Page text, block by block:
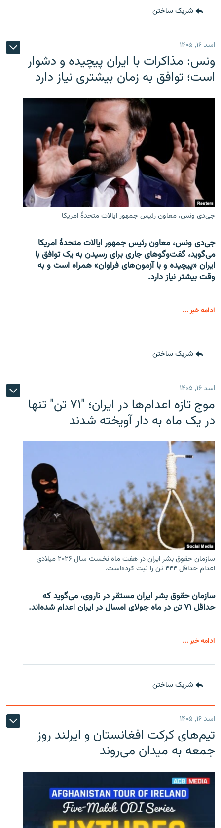
شریک ساختن
اسد ۱۶, ۱۴۰۵
ونس: مذاکرات با ایران پیچیده و دشوار
است؛ توافق به زمان بیشتری نیاز دارد
جی‌دی ونس، معاون رئیس جمهور ایالات متحدۀ امریکا
جی‌دی ونس، معاون رئیس جمهور ایالات متحدۀ امریکا
می‌گوید، گفت‌وگوهای جاری برای رسیدن به یک توافق با
ایران «پیچیده و با آزمون‌های فراوان» همراه است و به
وقت بیشتر نیاز دارد.
ادامه خبر ...
شریک ساختن
اسد ۱۶, ۱۴۰۵
موج تازه اعدام‌ها در ایران؛ "۷۱ تن" تنها
در یک ماه به دار آویخته شدند
سازمان حقوق بشر ایران در هفت ماه نخست سال ۲۰۲۶ میلادی
اعدام حداقل ۴۴۴ تن را ثبت کرده‌است.
سازمان حقوق بشر ایران مستقر در ناروی، می‌گوید که
حداقل ۷۱ تن در ماه جولای امسال در ایران اعدام شده‌اند.
ادامه خبر ...
شریک ساختن
اسد ۱۶, ۱۴۰۵
تیم‌های کرکت افغانستان و ایرلند روز
جمعه به میدان می‌روند